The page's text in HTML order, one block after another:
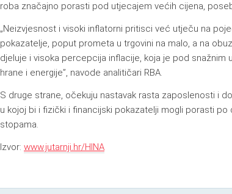
roba značajno porasti pod utjecajem većih cijena,
„Neizvjesnost i visoki inflatorni pritisci već utječu na
pokazatelje, poput prometa u trgovini na malo, a na
djeluje i visoka percepcija inflacije, koja je pod snažnim
hrane i energije”, navode analitičari RBA.
S druge strane, očekuju nastavak rasta zaposlenosti i
u kojoj bi i fizički i financijski pokazatelji mogli porasti po
stopama.
Izvor: www.jutarnji.hr/HINA